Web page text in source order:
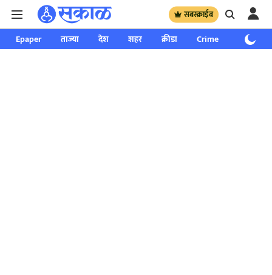
सबस्क्राईब
Epaper ताज्या देश शहर क्रीडा Crime साप्ताहिक